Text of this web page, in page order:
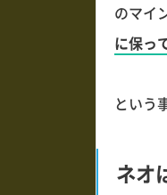
のマイ
に保っ
という
ネオ